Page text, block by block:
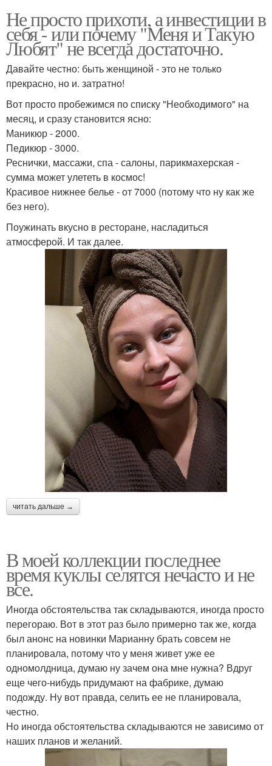
Не просто прихоти, а инвестиции в
себя - или почему "Меня и Такую
Любят" не всегда достаточно.
Давайте честно: быть женщиной - это не только
прекрасно, но и. затратно!
Вот просто пробежимся по списку "Необходимого" на
месяц, и сразу становится ясно:
Маникюр - 2000.
Педикюр - 3000.
Реснички, массажи, спа - салоны, парикмахерская -
сумма может улететь в космос!
Красивое нижнее белье - от 7000 (потому что ну как же
без него).
Поужинать вкусно в ресторане, насладиться
атмосферой. И так далее.
читать дальше →
В моей коллекции последнее
время куклы селятся нечасто и не
все.
Иногда обстоятельства так складываются, иногда просто
перегораю. Вот в этот раз было примерно так же, когда
был анонс на новинки Марианну брать совсем не
планировала, потому что у меня живет уже ее
одномолдница, думаю ну зачем она мне нужна? Вдруг
еще чего-нибудь придумают на фабрике, думаю
подожду. Ну вот правда, селить ее не планировала,
честно.
Но иногда обстоятельства складываются не зависимо от
наших планов и желаний.